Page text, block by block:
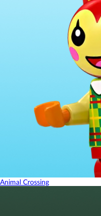
Animal Crossing